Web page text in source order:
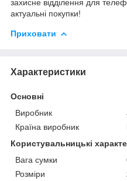
захисне відділення для
актуальні покупки!
Приховати
Характеристики
Основні
Виробник
Країна виробник
Користувальницькі
Вага сумки
Розміри